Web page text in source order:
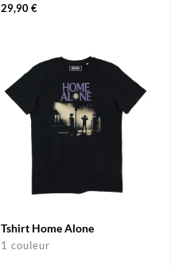
29,90 €
Tshirt Home Alone
1 couleur